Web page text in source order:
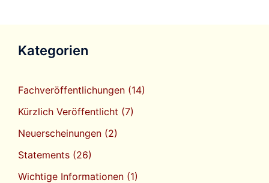
Kategorien
Fachveröffentlichungen (14)
Kürzlich Veröffentlicht (7)
Neuerscheinungen (2)
Statements (26)
Wichtige Informationen (1)